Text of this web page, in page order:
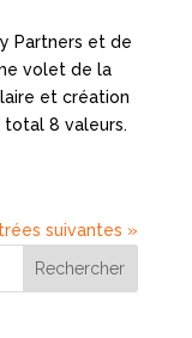
Partners et de
volet de la
et création
total 8 valeurs.
suivantes »
Rechercher